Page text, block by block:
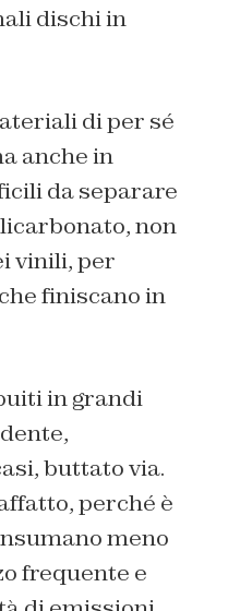
dischi in
di per sé
anche in
da separare
non
vinili, per
finiscano in
in grandi
buttato via.
perché è
meno
frequente e